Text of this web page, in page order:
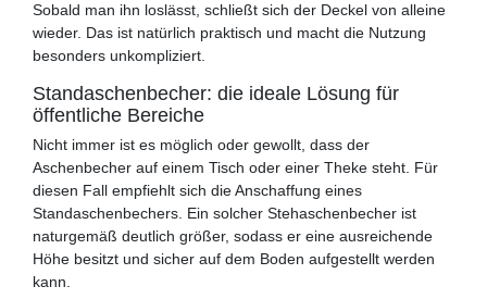
Sobald man ihn loslässt, schließt sich der Deckel von alleine
wieder. Das ist natürlich praktisch und macht die Nutzung
besonders unkompliziert.
Standaschenbecher: die ideale Lösung für
öffentliche Bereiche
Nicht immer ist es möglich oder gewollt, dass der
Aschenbecher auf einem Tisch oder einer Theke steht. Für
diesen Fall empfiehlt sich die Anschaffung eines
Standaschenbechers. Ein solcher Stehaschenbecher ist
naturgemäß deutlich größer, sodass er eine ausreichende
Höhe besitzt und sicher auf dem Boden aufgestellt werden
kann.